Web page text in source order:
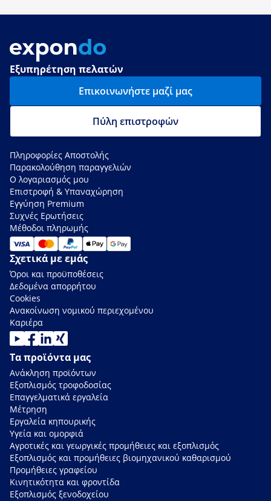
Εξυπηρέτηση πελατών
Επικοινωνήστε μαζί μας
Πύλη επιστροφών
Πληροφορίες Αποστολής
Παρακολούθηση παραγγελιών
Ο λογαριασμός μου
Επιστροφή & Υπαναχώρηση
Εγγύηση Premium
Συχνές Ερωτήσεις
Μέθοδοι πληρωμής
Σχετικά με εμάς
Όροι και προϋποθέσεις
Δεδομένα απορρήτου
Cookies
Ανακοίνωση νομικού περιεχομένου
Καριέρα
Τα προϊόντα μας
Ανάκληση προϊόντων
Εξοπλισμός τροφοδοσίας
Επαγγελματικά εργαλεία
Μέτρηση
Εργαλεία κηπουρικής
Υγεία και ομορφιά
Αγροτικές και γεωργικές προμήθειες και εξοπλισμός
Εξοπλισμός και προμήθειες βιομηχανικού καθαρισμού
Προμήθειες γραφείου
Κινητικότητα και φροντίδα
Εξοπλισμός ξενοδοχείου